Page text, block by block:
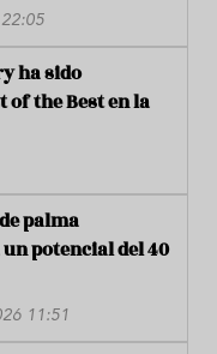
ha sido
of the Best en la
palma
potencial del 40
11:51